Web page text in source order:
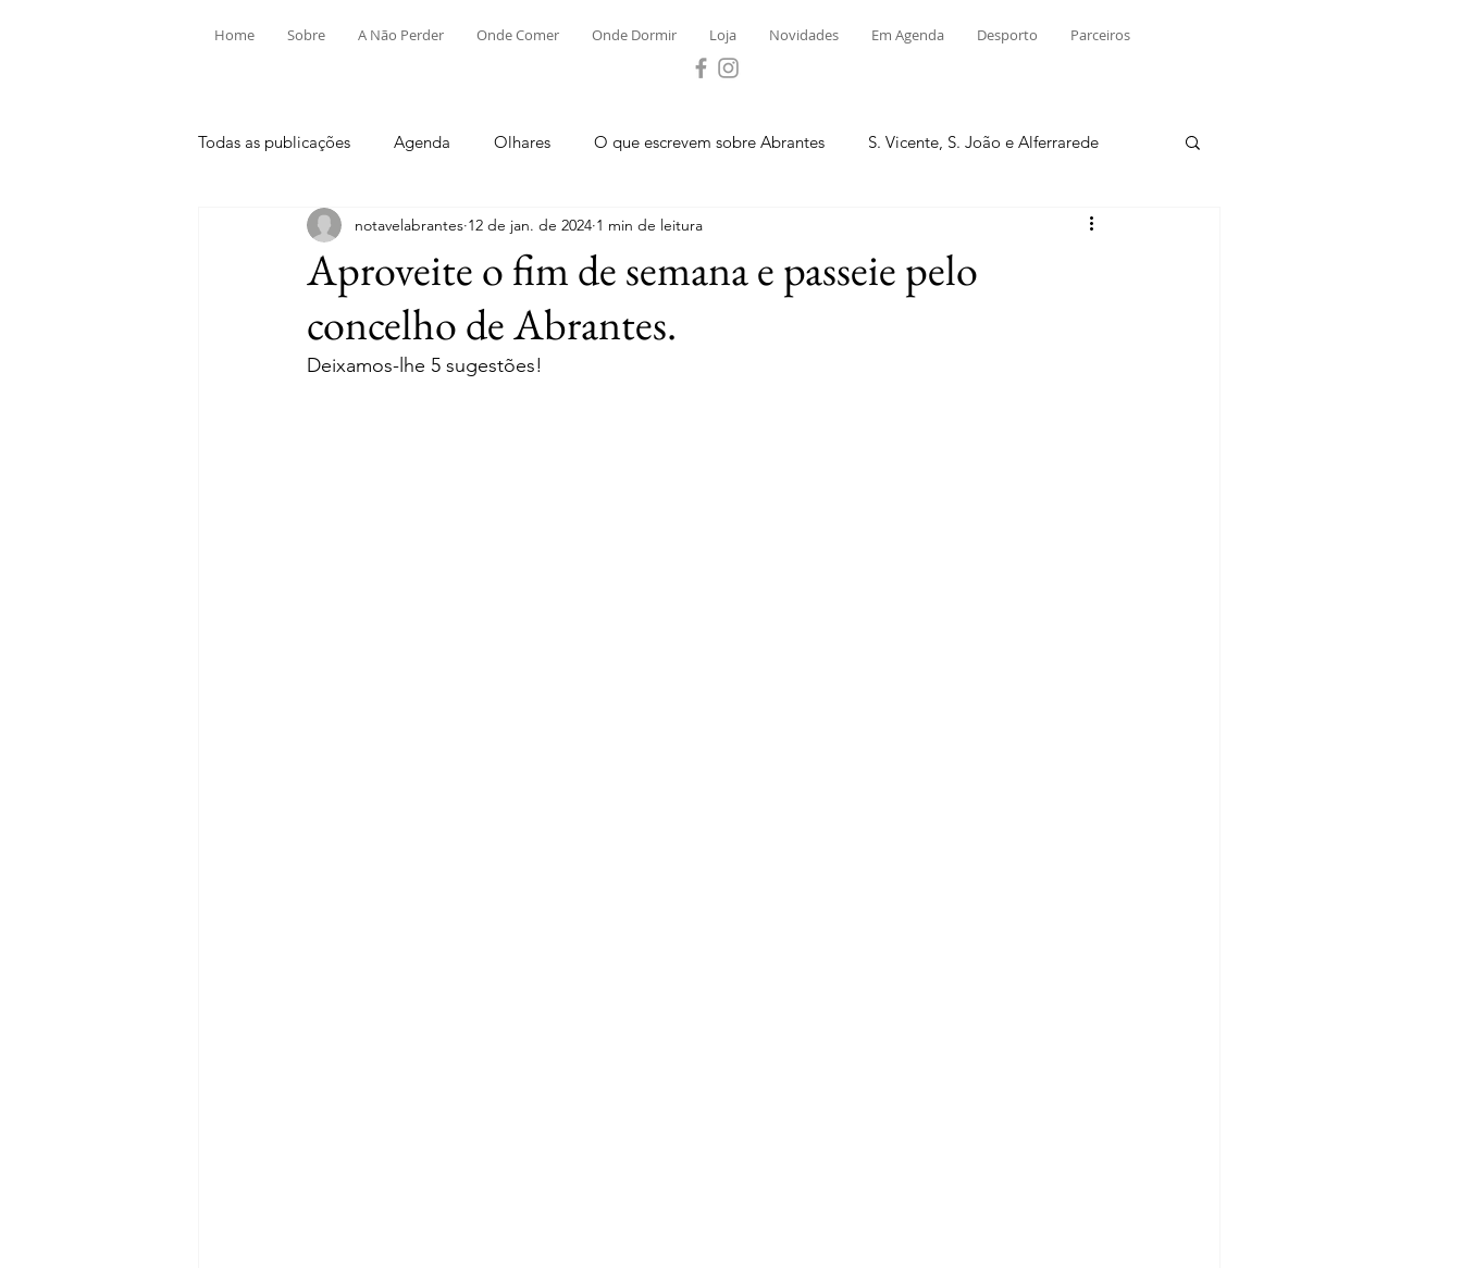
Home Sobre A Não Perder Onde Comer Onde Dormir Loja Novidades Em Agenda Desporto Parceiros
Todas as publicações Agenda Olhares O que escrevem sobre Abrantes S. Vicente, S. João e Alferrarede
Aldeia do Mato e Souto Alvega e Concavada Bemposta
Rio de Moinhos S. Facundo e Vale das Mós
Aproveite o fim de semana e passeie pelo
concelho de Abrantes.
notavelabrantes 12 de jan. de 2024 1 min de leitura
Deixamos-lhe 5 sugestões!